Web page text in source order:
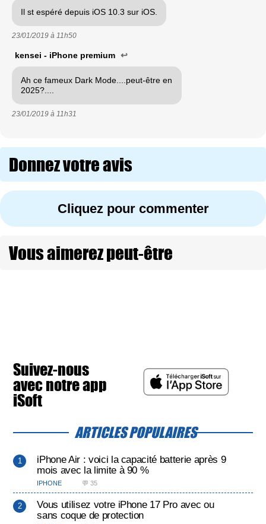
Il st espéré depuis iOS 10.3 sur iOS.
23/01/2019 à 11h50
kensei - iPhone premium ↩
Ah ce fameux Dark Mode....peut-être en
2025?....
23/01/2019 à 11h31
Donnez votre avis
Cliquez pour commenter
Vous aimerez peut-être
Suivez-nous
avec notre app
iSoft
ARTICLES POPULAIRES
iPhone Air : voici la capacité batterie après 9
mois avec la limite à 90 %
IPHONE 💬 35
Vous utilisez votre iPhone 17 Pro avec ou
sans coque de protection